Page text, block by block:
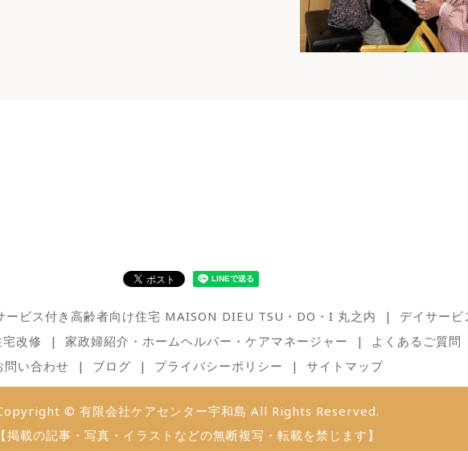
ービス付き高齢者向け住宅 MAISON DIEU TSU・DO・I 丸之内
デイサービ
改修
家政婦紹介・ホームヘルパー・ケアマネージャー よくあるご質問
問い合わせ
ブログ プライバシーポリシー サイトマップ
© 有限会社ケアセンター宇和島 All Rights Reserved.
【掲載の記事・写真・イラストなどの無断複写・転載を禁じます】